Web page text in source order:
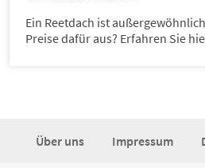
Ein Reetdach ist
Preise dafür aus? Erfahren Sie
Über uns Impressum